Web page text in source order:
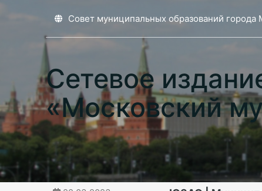
Совет муниципальных образований города
Сетевое
«Московский